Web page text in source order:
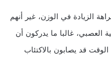
الزيادة في الوزن، غير أنهم
غالبا ما يدركون أن
قد يصابون بالاكتئاب